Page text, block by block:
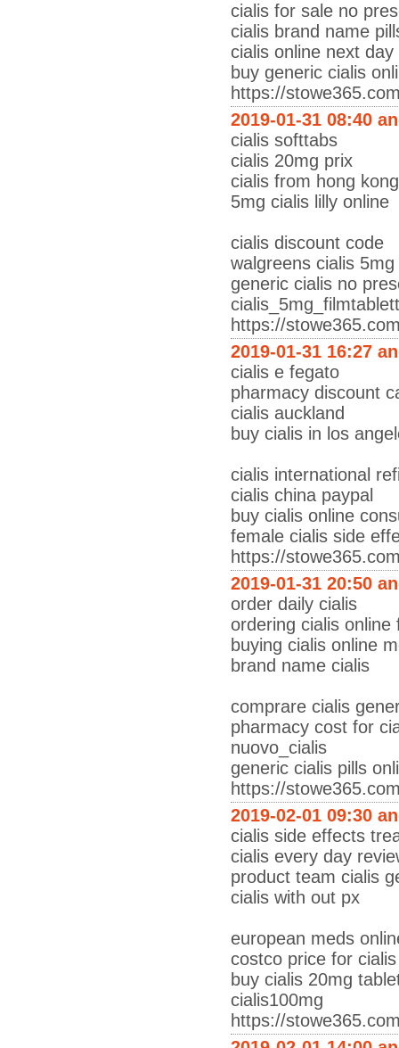
cialis for sale no
cialis brand name
cialis online next day
buy generic cialis
https://
2019-01-31 08:40
cialis softtabs
cialis 20mg prix
cialis from hong kong
5mg cialis lilly online
cialis discount code
walgreens cialis
generic cialis no
https://
2019-01-31 16:27
cialis e fegato
pharmacy discount
cialis auckland
buy cialis in los
cialis international
cialis china paypal
buy cialis online
female cialis side
https://
2019-01-31 20:50
order daily cialis
ordering cialis online
buying cialis online
brand name cialis
comprare cialis
pharmacy cost for
nuovo_cialis
generic cialis pills
https://
2019-02-01 09:30
cialis side effects
cialis every day
product team cialis
cialis with out px
european meds
costco price for
buy cialis 20mg
cialis100mg
https://